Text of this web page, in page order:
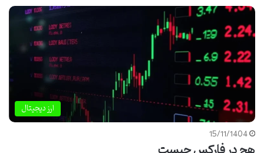
ارز دیجیتال
15/11/1404